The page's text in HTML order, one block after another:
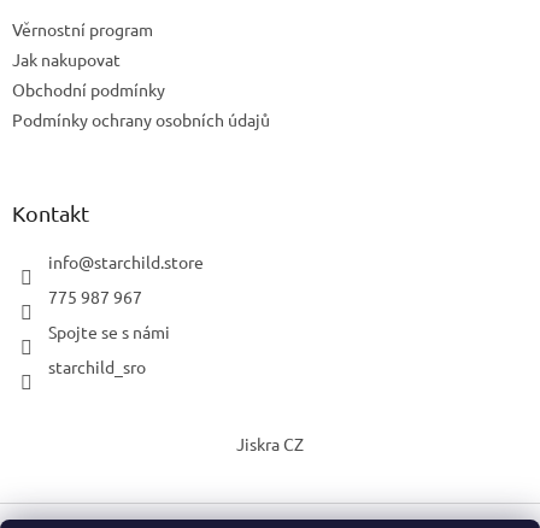
Věrnostní program
Jak nakupovat
Obchodní podmínky
Podmínky ochrany osobních údajů
Kontakt
info@starchild.store
775 987 967
Spojte se s námi
starchild_sro
Jiskra CZ